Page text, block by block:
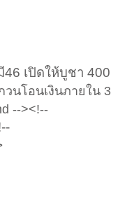
เปิดให้บูชา 400
วนโอนเงินภายใน 3
--><!--